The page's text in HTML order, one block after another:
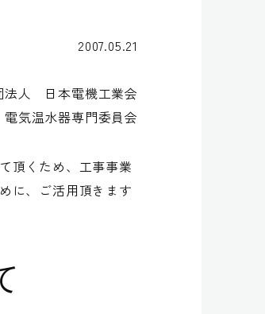
2007.05.21
法人 日本電機工業会
電気温水器専門委員会
頂くため、工事事業
に、ご活用頂きます